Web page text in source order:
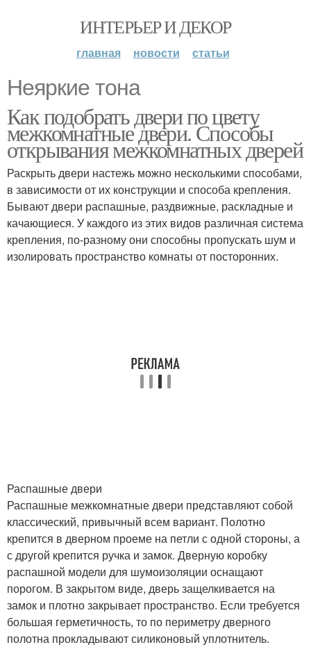
ИНТЕРЬЕР И ДЕКОР
главная новости статьи
Неяркие тона
Как подобрать двери по цвету
межкомнатные двери. Способы
открывания межкомнатных дверей
Раскрыть двери настежь можно несколькими способами,
в зависимости от их конструкции и способа крепления.
Бывают двери распашные, раздвижные, раскладные и
качающиеся. У каждого из этих видов различная система
крепления, по-разному они способны пропускать шум и
изолировать пространство комнаты от посторонних.
Распашные двери
Распашные межкомнатные двери представляют собой
классический, привычный всем вариант. Полотно
крепится в дверном проеме на петли с одной стороны, а
с другой крепится ручка и замок. Дверную коробку
распашной модели для шумоизоляции оснащают
порогом. В закрытом виде, дверь защелкивается на
замок и плотно закрывает пространство. Если требуется
большая герметичность, то по периметру дверного
полотна прокладывают силиконовый уплотнитель.